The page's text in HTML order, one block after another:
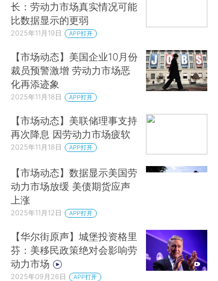
长：劳动力市场真实情况可能
比数据显示的更弱
2025年11月19日 APP打开
【市场动态】美国企业10月份
裁员预警激增 劳动力市场恶
化再添迹象
2025年11月18日 APP打开
【市场动态】美联储理事支持
再次降息 因劳动力市场疲软
2025年11月18日 APP打开
【市场动态】数据显示美国劳
动力市场放缓 美债期货应声
上涨
2025年11月12日 APP打开
【华尔街原声】城堡投资格里
芬：美移民政策绝对会影响劳
动力市场
2025年09月26日 APP打开